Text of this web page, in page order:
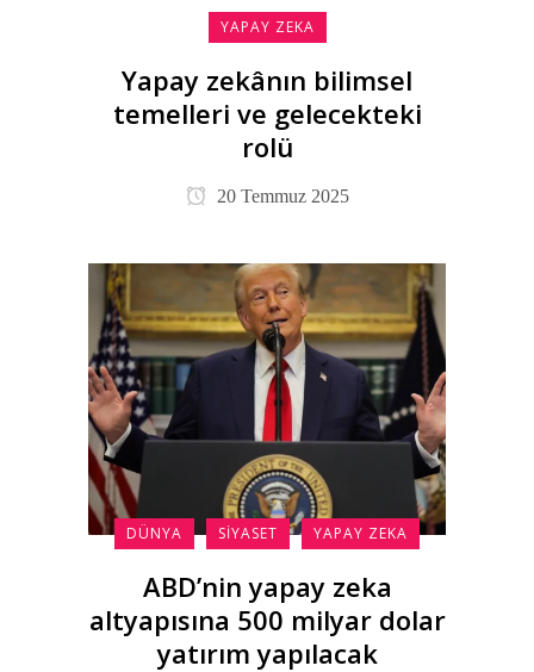
YAPAY ZEKA
Yapay zekânın bilimsel
temelleri ve gelecekteki
rolü
20 Temmuz 2025
DÜNYA SIYASET YAPAY ZEKA
ABD’nin yapay zeka
altyapısına 500 milyar dolar
yatırım yapılacak